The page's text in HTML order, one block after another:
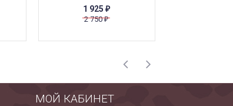
1 925 ₽
2 750₽
МОЙ КАБИНЕТ